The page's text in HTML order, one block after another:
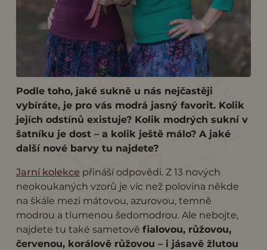
Podle toho, jaké sukně u nás nejčastěji
vybíráte, je pro vás modrá jasný favorit. Kolik
jejích odstínů existuje? Kolik modrých sukní v
šatníku je dost – a kolik ještě málo? A jaké
další nové barvy tu najdete?
Jarní kolekce přináší odpovědi. Z 13 nových
neokoukaných vzorů je víc než polovina někde
na škále mezi mátovou, azurovou, temně
modrou a tlumenou šedomodrou. Ale nebojte,
najdete tu také sametově fialovou, růžovou,
červenou, korálově růžovou – i jásavě žlutou